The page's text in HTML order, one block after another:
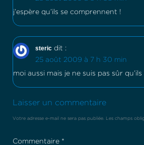
j’espère qu’ils se comprennent !
steric dit :
25 août 2009 à 7 h 30 min
moi aussi mais je ne suis pas sûr
Laisser un commentaire
Votre adresse e-mail ne sera pas publiée. Les champs
Commentaire *